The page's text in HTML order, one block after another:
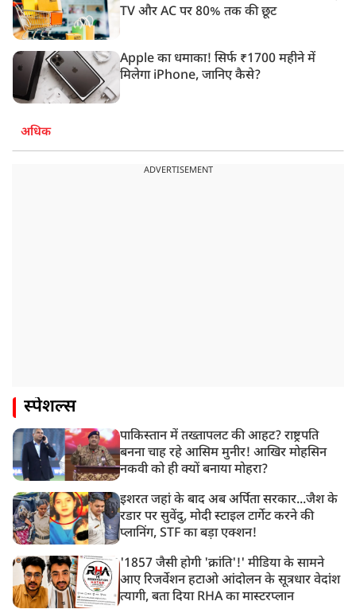
TV और AC पर 80% तक की छूट
Apple का धमाका! सिर्फ ₹1700 महीने में
मिलेगा iPhone, जानिए कैसे?
अधिक
ADVERTISEMENT
स्पेशल्स
पाकिस्तान में तख्तापलट की आहट? राष्ट्रपति
बनना चाह रहे आसिम मुनीर! आखिर मोहसिन
नकवी को ही क्यों बनाया मोहरा?
इशरत जहां के बाद अब अर्पिता सरकार...जैश के
रडार पर सुवेंदु, मोदी स्टाइल टार्गेट करने की
प्लानिंग, STF का बड़ा एक्शन!
'1857 जैसी होगी 'क्रांति'!' मीडिया के सामने
आए रिजर्वेशन हटाओ आंदोलन के सूत्रधार वेदांश
त्यागी, बता दिया RHA का मास्टरप्लान